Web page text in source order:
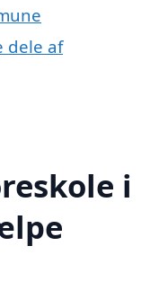
dele af
i